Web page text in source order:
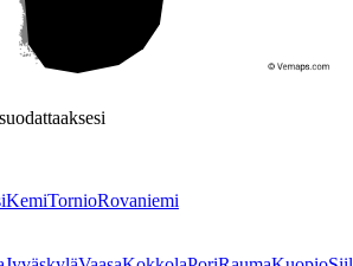
KemiTornioRovaniemi